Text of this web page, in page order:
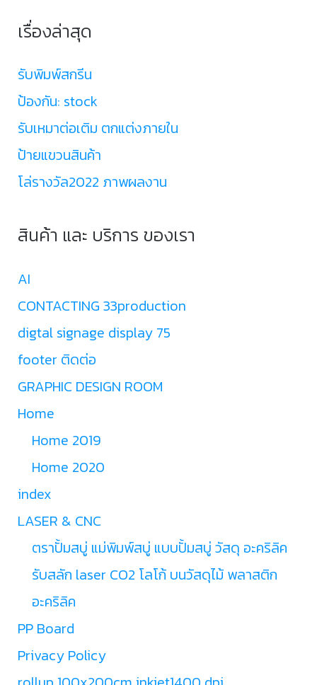
เรื่องล่าสุด
รับพิมพ์สกรีน
ป้องกัน: stock
รับเหมาต่อเติม ตกแต่งภายใน
ป้ายแขวนสินค้า
โล่รางวัล2022 ภาพผลงาน
สินค้า และ บริการ ของเรา
AI
CONTACTING 33production
digtal signage display 75
footer ติดต่อ
GRAPHIC DESIGN ROOM
Home
Home 2019
Home 2020
index
LASER & CNC
ตราปั้มสบู่ แม่พิมพ์สบู่ แบบปั้มสบู่ วัสดุ อะคริลิค
รับสลัก laser CO2 โลโก้ บนวัสดุไม้ พลาสติก
อะคริลิค
PP Board
Privacy Policy